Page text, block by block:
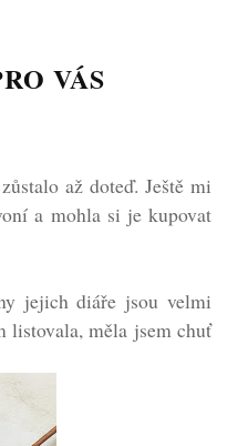
VÁS
až doteď. Ještě mi
a mohla si je kupovat
jejich diáře jsou velmi
listovala, měla jsem chuť